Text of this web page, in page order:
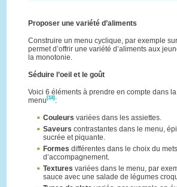
Proposer une variété d’aliments
Construire un menu cyclique, par exemple
permet d’offrir une variété d’aliments aux
la monotonie.
Séduire l’oeil et le goût
Voici 6 éléments à prendre en compte dans
menu [14] :
Couleurs variées dans les assiettes.
Saveurs contrastantes dans le menu,
sucrée et piquante.
Formes différentes dans le choix du
d’accompagnement.
Textures variées dans le menu, par
sauce avec une salade de légumes